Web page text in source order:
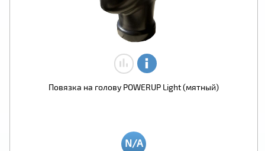
Повязка на голову POWERUP Light (мятный)